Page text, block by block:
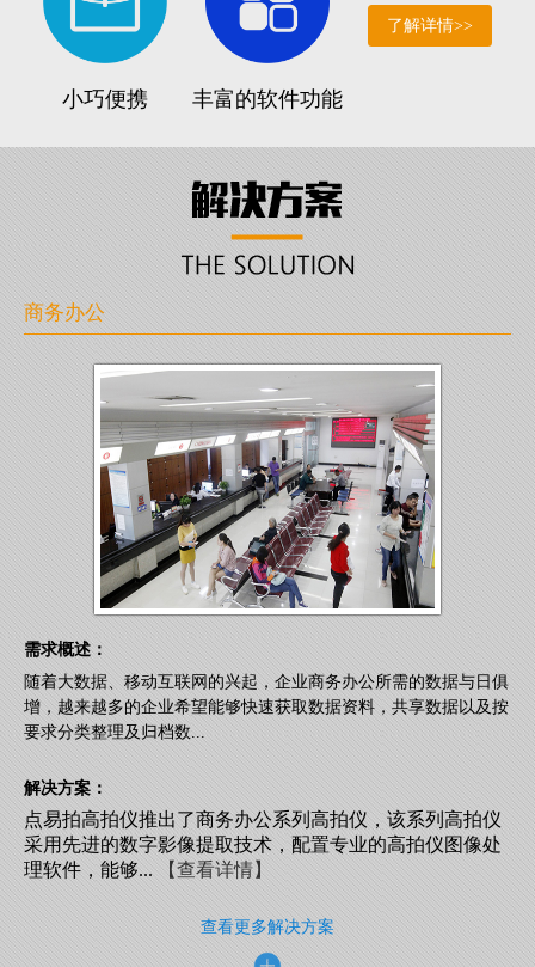
小巧便携 丰富的软件功能
了解详情>>
商务办公
需求概述：
随着大数据、移动互联网的兴起，企业商务办公所需的数据与日俱
增，越来越多的企业希望能够快速获取数据资料，共享数据以及按
要求分类整理及归档数...
解决方案：
点易拍高拍仪推出了商务办公系列高拍仪，该系列高拍仪
采用先进的数字影像提取技术，配置专业的高拍仪图像处
理软件，能够...【查看详情】
查看更多解决方案